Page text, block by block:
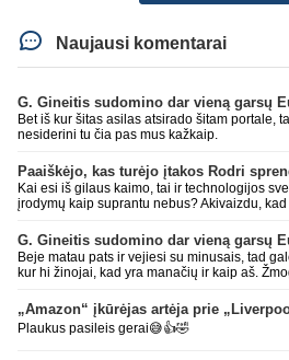
Naujausi komentarai
G. Gineitis sudomino dar vieną garsų
Bet iš kur šitas asilas atsirado šitam portale,
nesiderini tu čia pas mus kažkaip.
Kai esi iš gilaus kaimo, tai ir technologijos
įrodymų kaip suprantu nebus? Akivaizdu,
G. Gineitis sudomino dar vieną garsų
Beje matau pats ir vejiesi su minusais, tad
kur hi žinojai, kad yra manačių ir kaip aš.
džiaugis manusais. Bienas su AI bendrauja kitam užtenka iki pilnos laimės
kelių minusų. Kokie tie Real fanai menki.
Plaukus pasileis gerai😅👍🤣